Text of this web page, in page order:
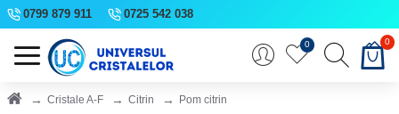
0799 879 911 0725 542 038
0 0
Cristale A-F Citrin Pom citrin